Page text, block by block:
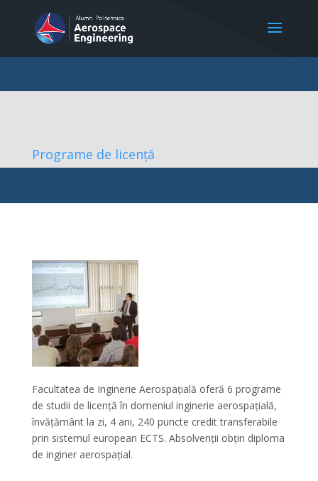
Programe de licență
Facultatea de Inginerie Aerospațială oferă 6 programe
de studii de licență în domeniul inginerie aerospațială,
învățământ la zi, 4 ani, 240 puncte credit transferabile
prin sistemul european ECTS. Absolvenții obțin diploma
de inginer aerospațial.